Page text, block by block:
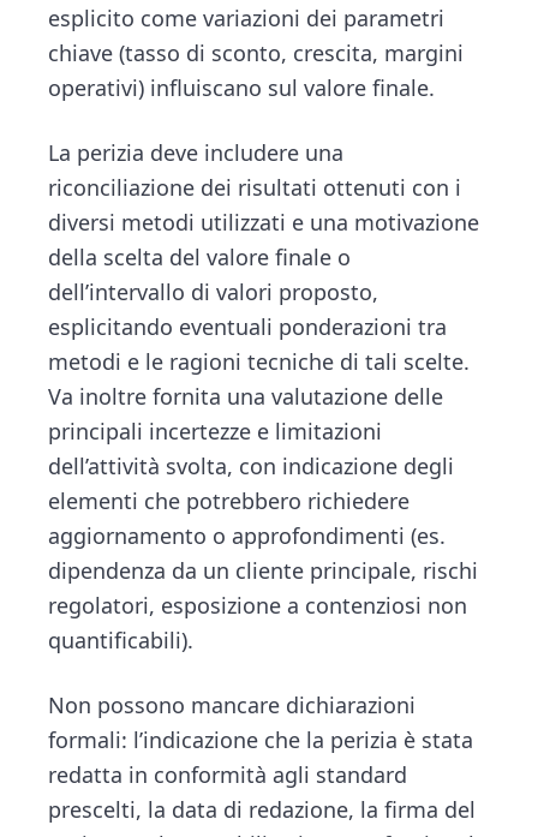
esplicito come variazioni dei parametri
chiave (tasso di sconto, crescita, margini
operativi) influiscano sul valore finale.
La perizia deve includere una
riconciliazione dei risultati ottenuti con i
diversi metodi utilizzati e una motivazione
della scelta del valore finale o
dell’intervallo di valori proposto,
esplicitando eventuali ponderazioni tra
metodi e le ragioni tecniche di tali scelte.
Va inoltre fornita una valutazione delle
principali incertezze e limitazioni
dell’attività svolta, con indicazione degli
elementi che potrebbero richiedere
aggiornamento o approfondimenti (es.
dipendenza da un cliente principale, rischi
regolatori, esposizione a contenziosi non
quantificabili).
Non possono mancare dichiarazioni
formali: l’indicazione che la perizia è stata
redatta in conformità agli standard
prescelti, la data di redazione, la firma del